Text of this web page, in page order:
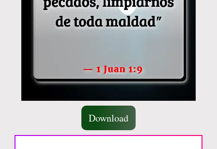
Download